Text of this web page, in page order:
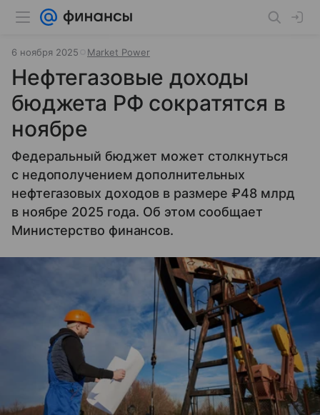
6 ноября 2025 Market Power
Нефтегазовые доходы
бюджета РФ сократятся в
ноябре
Федеральный бюджет может столкнуться
с недополучением дополнительных
нефтегазовых доходов в размере ₽48 млрд
в ноябре 2025 года. Об этом сообщает
Министерство финансов.